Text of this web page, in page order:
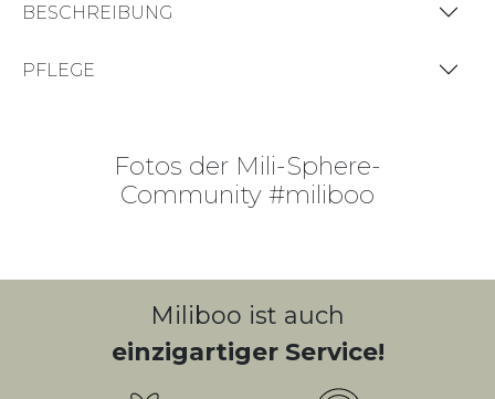
BESCHREIBUNG
PFLEGE
Fotos der Mili-Sphere-
Community #miliboo
Miliboo ist auch
einzigartiger Service!